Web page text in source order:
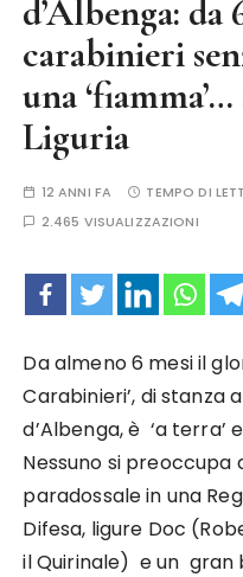
d’Albenga: da
carabinieri
una
Liguria
12 ANNI FA TEMPO DI
2.465 VISUALIZZAZIONI
Da almeno 6 mesi il
Carabinieri’, di stanza
d’Albenga, è ‘a
Nessuno si preoccupa
paradossale in una
Difesa, ligure Doc
il Quirinale) e un